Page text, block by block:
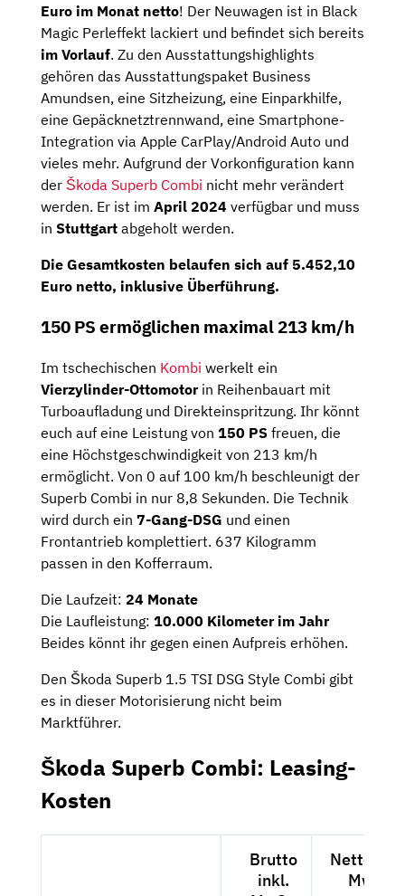
Euro im Monat netto! Der Neuwagen ist in Black
Magic Perleffekt lackiert und befindet sich bereits
im Vorlauf. Zu den Ausstattungshighlights
gehören das Ausstattungspaket Business
Amundsen, eine Sitzheizung, eine Einparkhilfe,
eine Gepäcknetztrennwand, eine Smartphone-
Integration via Apple CarPlay/Android Auto und
vieles mehr. Aufgrund der Vorkonfiguration kann
der Škoda Superb Combi nicht mehr verändert
werden. Er ist im April 2024 verfügbar und muss
in Stuttgart abgeholt werden.
Die Gesamtkosten belaufen sich auf 5.452,10
Euro netto, inklusive Überführung.
150 PS ermöglichen maximal 213 km/h
Im tschechischen Kombi werkelt ein
Vierzylinder-Ottomotorin Reihenbauart mit
Turboaufladung und Direkteinspritzung. Ihr könnt
euch auf eine Leistung von 150 PS freuen, die
eine Höchstgeschwindigkeit von 213 km/h
ermöglicht. Von 0 auf 100 km/h beschleunigt der
Superb Combi in nur 8,8 Sekunden. Die Technik
wird durch ein 7-Gang-DSG und einen
Frontantrieb komplettiert. 637 Kilogramm
passen in den Kofferraum.
Die Laufzeit: 24 Monate
Die Laufleistung: 10.000 Kilometer im Jahr
Beides könnt ihr gegen einen Aufpreis erhöhen.
Den Škoda Superb 1.5 TSI DSG Style Combi gibt
es in dieser Motorisierung nicht beim
Marktführer.
Škoda Superb Combi: Leasing-
Kosten
Brutto
inkl.
Netto
MwSt.